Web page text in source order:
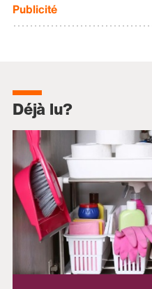
Publicité
Déjà lu?